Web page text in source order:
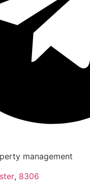
management
, 8306